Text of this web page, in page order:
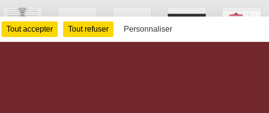
Tout accepter Tout refuser Personnaliser